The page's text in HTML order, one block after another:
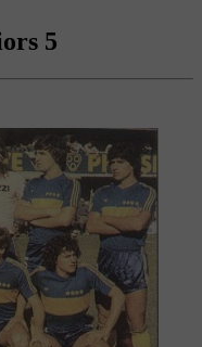
5